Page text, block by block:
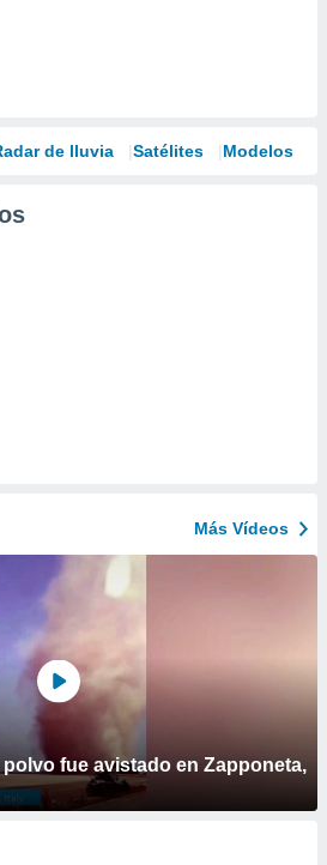
de lluvia Satélites Modelos
Más Vídeos
fue avistado en Zapponeta,